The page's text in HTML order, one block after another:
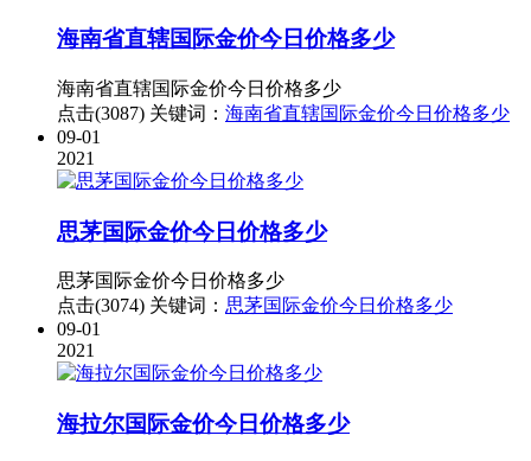
海南省直辖国际金价今日价格多少
海南省直辖国际金价今日价格多少
点击(3087) 关键词： 海南省直辖国际金价今日价格多少
09-01
2021
思茅国际金价今日价格多少
思茅国际金价今日价格多少
点击(3074) 关键词： 思茅国际金价今日价格多少
09-01
2021
海拉尔国际金价今日价格多少